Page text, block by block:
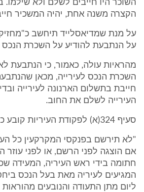
השוכר היו חייבים לשלם ולא
הקצרה משנה אחת, יהיה המשכיר
על מנת שמדיאסלייד תיחשב
על הנתבעת להודיע על השכרת הנכס
מהראיות עולה, כאמור, כי הנתבעת
השכרת הנכס לעירייה, מכאן
חייבת בתשלום הארנונה לעירייה
העירייה לשלם את החוב.
סעיף 324(א) לפקודת העיריות קובע כי:
"לא תירשם בפנקסי המקרקעין כל
אם הוצגה לפני הרשם, או לפני עוזר
חתומה בידי ראש העיריה, המעידה
המגיעים לעיריה מאת בעל הנכס
ליום מתן התעודה והנובעים מהוראות